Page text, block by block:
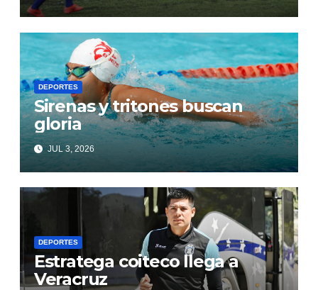
DEPORTES
Sirenas y tritones buscan
gloria
JUL 3, 2026
DEPORTES
Estratega coiteco llega a
Veracruz